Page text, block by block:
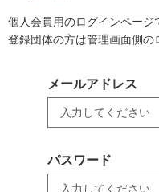
個人会員用のログインページ
登録団体の方は管理画面側の
メールアドレス
パスワード